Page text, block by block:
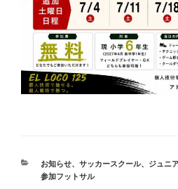
お知らせ、 サッカースクール、 ジュニ
参加フットサル